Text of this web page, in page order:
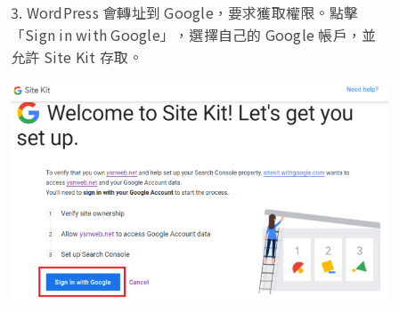
3. WordPress 會轉址到 Google，要求獲取權限。點擊
「Sign in with Google」，選擇自己的 Google 帳戶，並
允許 Site Kit 存取。